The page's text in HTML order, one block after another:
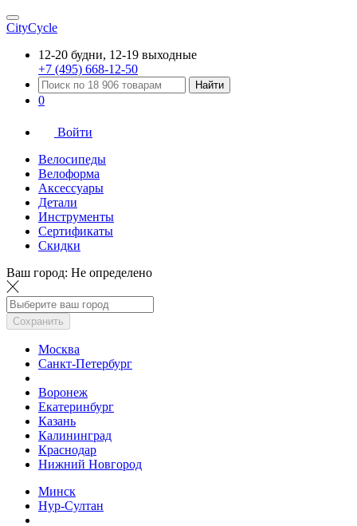
CityCycle
12-20 будни, 12-19 выходные
+7 (495) 668-12-50
Найти
0
Войти
Велосипеды
Велоформа
Аксессуары
Детали
Инструменты
Сертификаты
Скидки
Ваш город: Не определено
Сохранить
Москва
Санкт-Петербург
Воронеж
Екатеринбург
Казань
Калининград
Краснодар
Нижний Новгород
Минск
Нур-Султан